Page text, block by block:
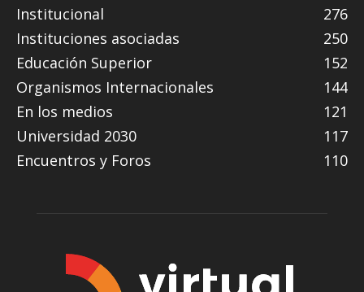
Institucional
276
Instituciones asociadas
250
Educación Superior
152
Organismos Internacionales
144
En los medios
121
Universidad 2030
117
Encuentros y Foros
110